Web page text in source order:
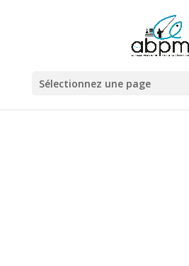
Sélectionnez une page